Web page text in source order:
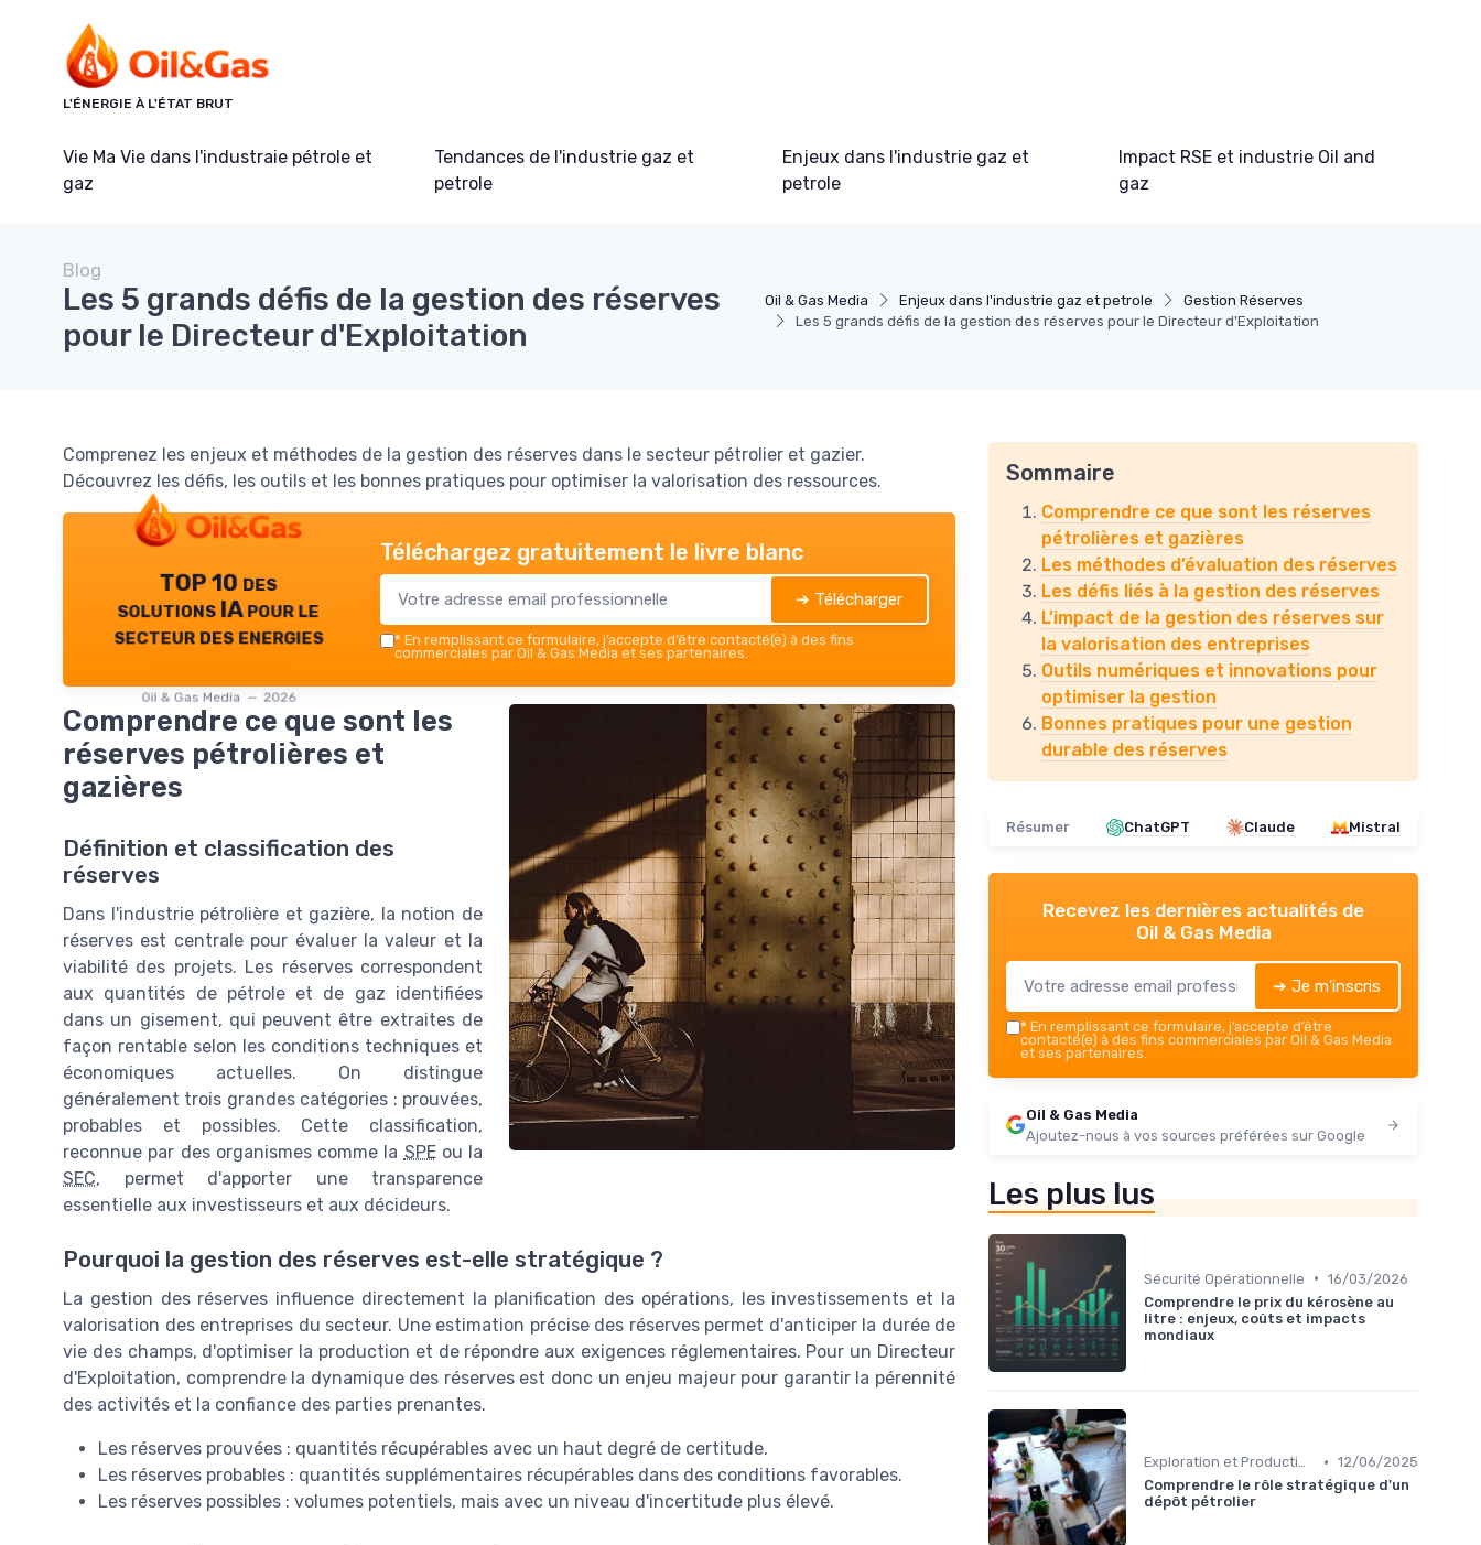
L'ÉNERGIE À L'ÉTAT BRUT
Vie Ma Vie dans l'industraie pétrole et
gaz
Tendances de l'industrie gaz et
petrole
Enjeux dans l'industrie gaz et
petrole
Impact RSE et industrie Oil and
gaz
Oil & Gas Media Enjeux dans l'industrie gaz et petrole
Gestion Réserves
Les 5 grands défis de la gestion des réserves pour le Directeur d'Exploitation
Blog
Les 5 grands défis de la gestion des réserves
pour le Directeur d'Exploitation
Comprenez les enjeux et méthodes de la gestion des réserves dans le secteur pétrolier et gazier.
Découvrez les défis, les outils et les bonnes pratiques pour optimiser la valorisation des ressources.
TOP 10 des
solutions IA pour le
secteur des energies
Oil & Gas Media — 2026
Téléchargez gratuitement le livre blanc
➔ Télécharger
* En remplissant ce formulaire, j’accepte d’être contacté(e) à des fins
commerciales par Oil & Gas Media et ses partenaires.
Comprendre ce que sont les
réserves pétrolières et
gazières
Définition et classification des
réserves
Dans l'industrie pétrolière et gazière, la notion de
réserves est centrale pour évaluer la valeur et la
viabilité des projets. Les réserves correspondent
aux quantités de pétrole et de gaz identifiées
dans un gisement, qui peuvent être extraites de
façon rentable selon les conditions techniques et
économiques actuelles. On distingue
généralement trois grandes catégories : prouvées,
probables et possibles. Cette classification,
reconnue par des organismes comme la SPEou la
SEC, permet d'apporter une transparence
essentielle aux investisseurs et aux décideurs.
Pourquoi la gestion des réserves est-elle stratégique ?
La gestion des réserves influence directement la planification des opérations, les investissements et la
valorisation des entreprises du secteur. Une estimation précise des réserves permet d'anticiper la durée de
vie des champs, d'optimiser la production et de répondre aux exigences réglementaires. Pour un Directeur
d'Exploitation, comprendre la dynamique des réserves est donc un enjeu majeur pour garantir la pérennité
des activités et la confiance des parties prenantes.
Les réserves prouvées : quantités récupérables avec un haut degré de certitude.
Les réserves probables : quantités supplémentaires récupérables dans des conditions favorables.
Les réserves possibles : volumes potentiels, mais avec un niveau d'incertitude plus élevé.
Sommaire
Comprendre ce que sont les réserves
pétrolières et gazières
Les méthodes d’évaluation des réserves
Les défis liés à la gestion des réserves
L’impact de la gestion des réserves sur
la valorisation des entreprises
Outils numériques et innovations pour
optimiser la gestion
Bonnes pratiques pour une gestion
durable des réserves
Résumer ChatGPT Claude Mistral
Recevez les dernières actualités de
Oil & Gas Media
➔ Je m'inscris
* En remplissant ce formulaire, j’accepte d’être
contacté(e) à des fins commerciales par Oil & Gas Media
et ses partenaires.
Oil & Gas Media
Ajoutez-nous à vos sources préférées sur Google
Les plus lus
Sécurité Opérationnelle • 16/03/2026
Comprendre le prix du kérosène au
litre : enjeux, coûts et impacts
mondiaux
Exploration et Production • 12/06/2025
Comprendre le rôle stratégique d'un
dépôt pétrolier